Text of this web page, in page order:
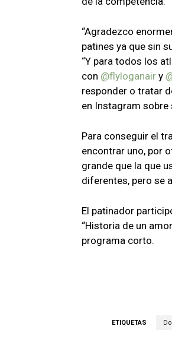
“Agradezco
patines ya que sin
“Y para todos los
con @flyloganair y
responder o tratar
en Instagram sobre
Para conseguir el
encontrar uno, por
grande que la que
diferentes, pero se
El patinador
“Historia de un
programa corto.
ETIQUETAS